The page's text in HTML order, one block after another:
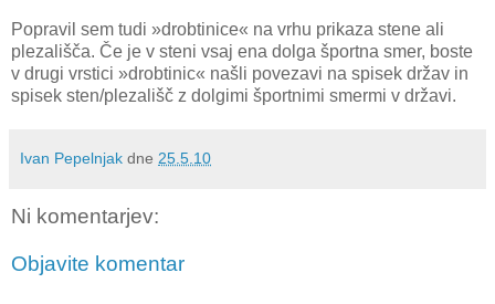
Popravil sem tudi »drobtinice« na vrhu prikaza stene ali
plezališča. Če je v steni vsaj ena dolga športna smer, boste
v drugi vrstici »drobtinic« našli povezavi na spisek držav in
spisek sten/plezališč z dolgimi športnimi smermi v državi.
Ivan Pepelnjak dne 25.5.10
Ni komentarjev:
Objavite komentar